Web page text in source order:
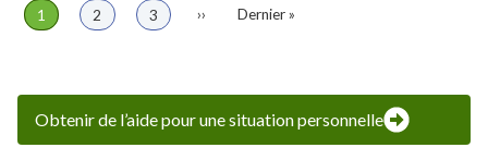
Pagination
Page
1 Page
2 Page
3
Page
››
Dernière
Dernier »
Obtenir de l’aide pour une situation personnelle